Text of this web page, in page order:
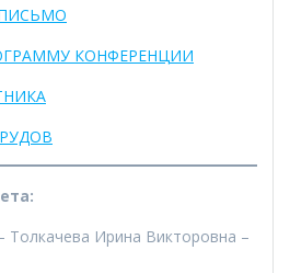
КОНФЕРЕНЦИИ
Ирина Викторовна –